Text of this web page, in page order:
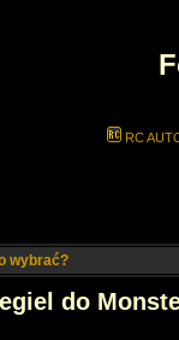
RC
wybrać?
do